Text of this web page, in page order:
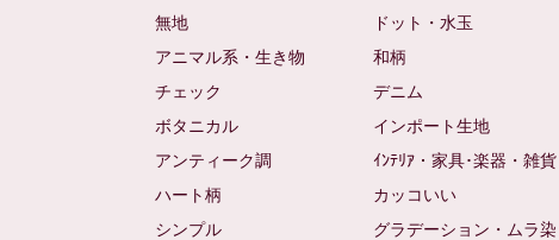
無地 ドット・水玉
アニマル系・生き物
和柄
チェック
デニム
ボタニカル
インポート生地
アンティーク調
ｲﾝﾃﾘｱ・家具･楽器・雑貨
ハート柄
カッコいい
シンプル
グラデーション・ムラ染